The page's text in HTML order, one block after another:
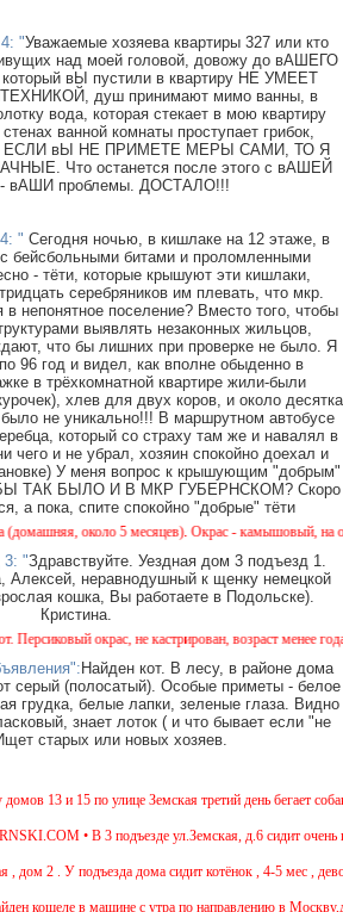
"Уважаемые хозяева квартиры 327 или кто
над моей головой, довожу до вАШЕГО
который вЫ пустили в квартиру НЕ УМЕЕТ
душ принимают мимо ванны, в
вода, которая стекает в мою квартиру
ванной комнаты проступает грибок,
ЕСЛИ вЫ НЕ ПРИМЕТЕ МЕРЫ САМИ, ТО Я
Что останется после этого с вАШЕЙ
- вАШИ проблемы. ДОСТАЛО!!!
" Сегодня ночью, в кишлаке на 12 этаже, в
бейсбольными битами и проломленными
- тёти, которые крышуют эти кишлаки,
серебряников им плевать, что мкр.
в непонятное поселение? Вместо того, чтобы
выявлять незаконных жильцов,
что бы лишних при проверке не было. Я
96 год и видел, как вполне обыденно в
в трёхкомнатной квартире жили-были
хлев для двух коров, и около десятка
не уникально!!! В маршрутном автобусе
который со страху там же и навалял в
чего и не убрал, хозяин спокойно доехал и
У меня вопрос к крышующим "добрым"
ТАК БЫЛО И В МКР ГУБЕРНСКОМ? Скоро
а пока, спите спокойно "добрые" тёти
около 5 месяцев). Окрас - камышовый, на один
3: "Здравствуйте. Уездная дом 3 подъезд 1.
Алексей, неравнодушный к щенку немецкой
кошка, Вы работаете в Подольске).
Кристина.
окрас, не кастрирован, возраст менее
Найден кот. В лесу, в районе дома
серый (полосатый). Особые приметы - белое
грудка, белые лапки, зеленые глаза. Видно
знает лоток ( и что бывает если "не
старых или новых хозяев.
13 и 15 по улице Земская третий день бегает
• В 3 подъезде ул.Земская, д.6 сидит очень
, дом 2 . У подъезда дома сидит котёнок , 4-5 мес ,
кошеле в машине с утра по направлению в